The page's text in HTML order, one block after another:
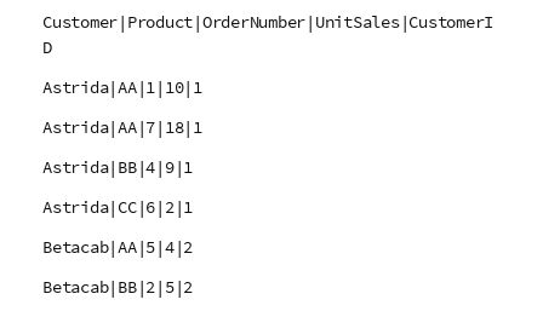
Customer|Product|OrderNumber|UnitSales|CustomerI
D
Astrida|AA|1|10|1
Astrida|AA|7|18|1
Astrida|BB|4|9|1
Astrida|CC|6|2|1
Betacab|AA|5|4|2
Betacab|BB|2|5|2